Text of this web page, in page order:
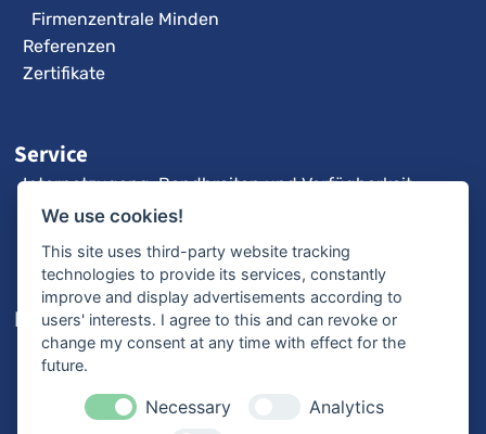
Firmenzentrale Minden
Referenzen
Zertifikate
Service
Internetzugang: Bandbreiten und Verfügbarkeit
3CX-Videoanleitungen
Karriere
Offene Stellen
Ausbildung
Bewerbungsprozess
We use cookies!
This site uses third-party website tracking
technologies to provide its services, constantly
improve and display advertisements according to
users' interests. I agree to this and can revoke or
change my consent at any time with effect for the
future.
Necessary
Analytics